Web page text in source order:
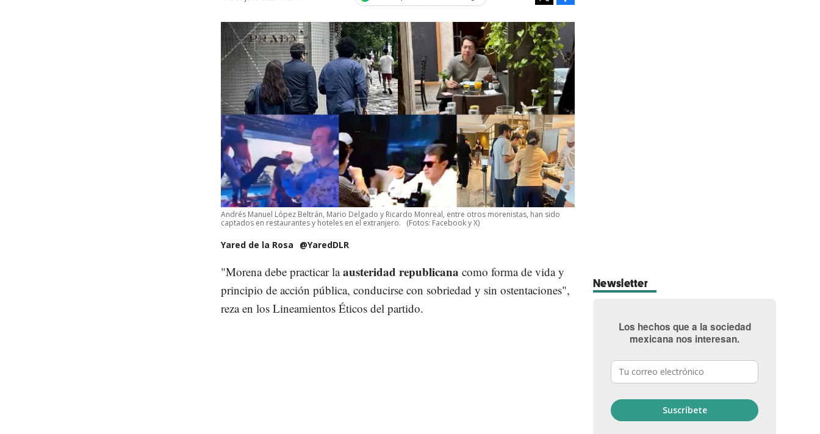
Newsletter
Los hechos que a la sociedad
mexicana nos interesan.
Andrés Manuel López Beltrán, Mario Delgado y Ricardo Monreal, entre otros morenistas, han sido
captados en restaurantes y hoteles en el extranjero.
(Fotos: Facebook y X)
Yared de la Rosa @YaredDLR
"Morena debe practicar laausteridad republicana como forma de vida y
principio de acción pública, conducirse con sobriedad y sin ostentaciones",
reza en los Lineamientos Éticos del partido.